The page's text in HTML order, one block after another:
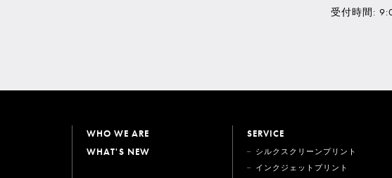
受付時間:
WHO WE ARE
WHAT'S NEW
SERVICE
シルクスクリーンプリント
インクジェットプリント